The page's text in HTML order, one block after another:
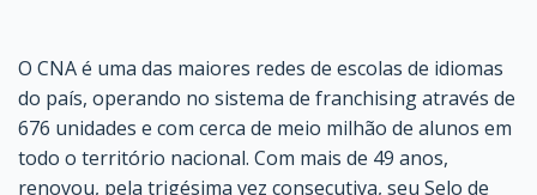
O CNA é uma das maiores redes de escolas de idiomas
do país, operando no sistema de franchising através de
676 unidades e com cerca de meio milhão de alunos em
todo o território nacional. Com mais de 49 anos,
renovou, pela trigésima vez consecutiva, seu Selo de